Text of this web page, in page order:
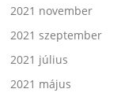
2021 november
2021 szeptember
2021 július
2021 május